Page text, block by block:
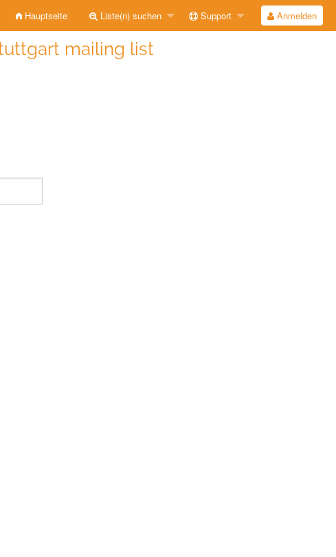
Hauptseite Liste(n) suchen Support Anmelden
mailing list